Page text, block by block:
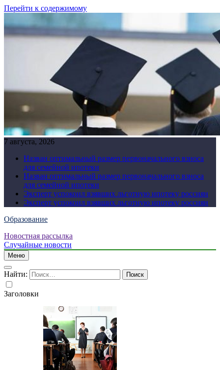
Перейти к содержимому
7 августа, 2026
Назван оптимальный размер первоначального взноса
для семейной ипотеки
Назван оптимальный размер первоначального взноса
для семейной ипотеки
Эксперт успокоил взявших льготную ипотеку россиян
Эксперт успокоил взявших льготную ипотеку россиян
Образование
Новостная рассылка
Случайные новости
Меню
Найти:
Заголовки